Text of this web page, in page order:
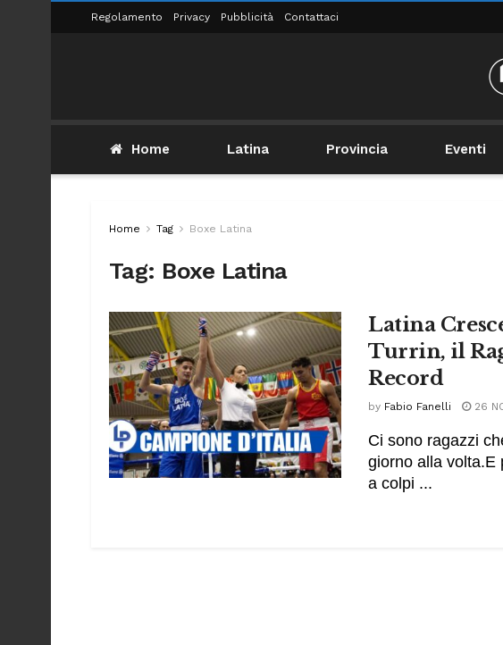
Regolamento Privacy Pubblicità Contattaci
Home Latina Provincia Eventi
Home Tag Boxe Latina
Tag: Boxe Latina
Latina
Turrin, il
Record
by Fabio Fanelli 26
Ci sono ragazzi
giorno alla volta.E
a colpi ...